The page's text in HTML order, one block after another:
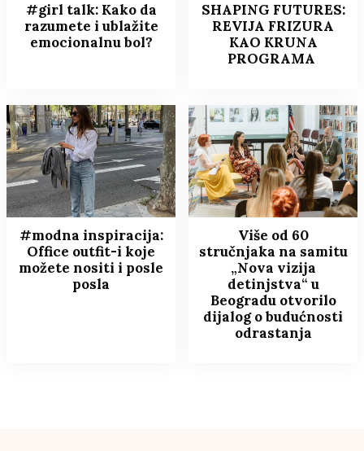
#girl talk: Kako da
razumete i ublažite
emocionalnu bol?
SHAPING FUTURES:
REVIJA FRIZURA
KAO KRUNA
PROGRAMA
#modna inspiracija:
Office outfit-i koje
možete nositi i posle
posla
Više od 60
stručnjaka na samitu
„Nova vizija
detinjstva“ u
Beogradu otvorilo
dijalog o budućnosti
odrastanja